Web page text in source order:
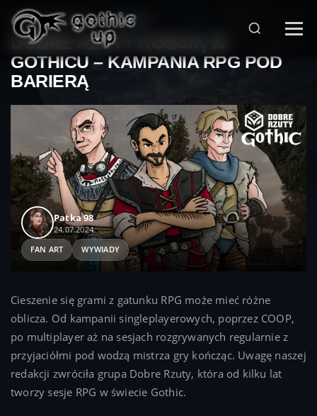
STRONA GŁÓWNA > FAN ART
DOBRE RZUTY KOŚCIĄ W
GOTHICU – KAMPANIA RPG POD
BARIERĄ
Patka 98
24.07.2024
FAN ART WYWIADY
Cieszenie się grami z gatunku RPG może mieć różne
oblicza. Od kampanii singleplayerowych, poprzez COOP,
po multiplayer aż na sesjach rozgrywanych regularnie z
przyjaciółmi pod wodzą mistrza gry kończąc. Uwagę naszej
redakcji zwróciła grupa Dobre Rzuty, która od kilku lat
tworzy sesje RPG w świecie Gothic.